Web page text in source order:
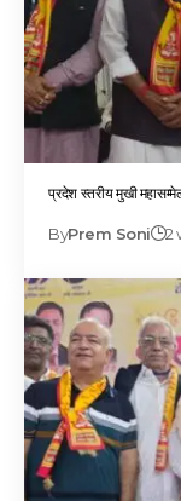
प्रदेश स्तरीय मुखी
ByPrem Soni 2